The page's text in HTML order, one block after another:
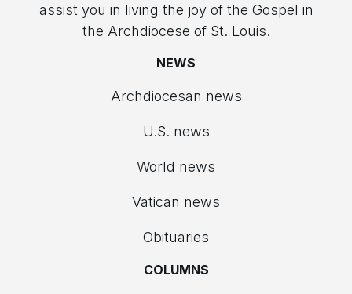
assist you in living the joy of the Gospel in
the Archdiocese of St. Louis.
NEWS
Archdiocesan news
U.S. news
World news
Vatican news
Obituaries
COLUMNS